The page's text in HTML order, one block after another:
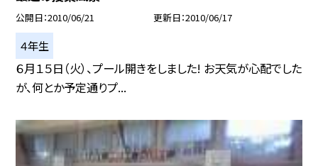
公開日 2010/06/21 更新日 2010/06/17
４年生
６月１５日（火）、プール開きをしました! お天気が心配でした
が、何とか予定通りプ...